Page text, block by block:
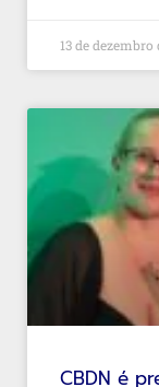
13 de dezembro
CBDN é